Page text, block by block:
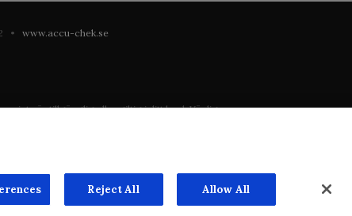
• www.accu-chek.se
inte är tillgänglig eller giltig i ditt land. Vänligen
eller användning i landet där du bor.
Vi har inget ansvar för innehållet på externa
Webbplatsen säljer utrymme till
Reject All Allow All